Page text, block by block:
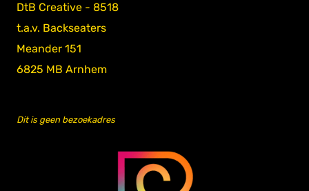
DtB Creative - 8518
t.a.v. Backseaters
Meander 151
6825 MB Arnhem
Dit is geen bezoekadres